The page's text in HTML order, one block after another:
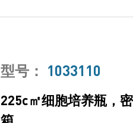
型号： 1033110
225c㎡细胞培养瓶，